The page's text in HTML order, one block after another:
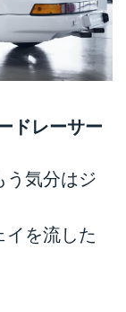
ドレーサー
う気分はジ
イを流した